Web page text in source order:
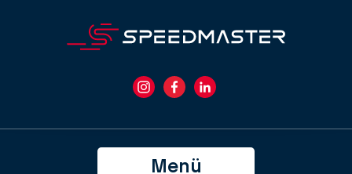
Menü